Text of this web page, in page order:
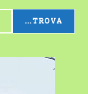
...TROVA